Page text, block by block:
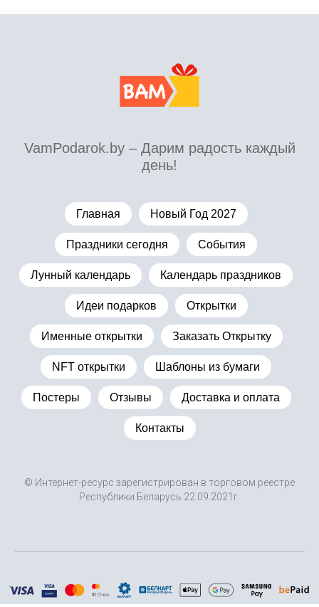
VamPodarok.by – Дарим радость каждый
день!
Главная Новый Год 2027
Праздники сегодня События
Лунный календарь Календарь праздников
Идеи подарков Открытки
Именные открытки Заказать Открытку
NFT открытки Шаблоны из бумаги
Постеры Отзывы Доставка и оплата
Контакты
© Интернет-ресурс зарегистрирован в торговом реестре
Республики Беларусь 22.09.2021г.